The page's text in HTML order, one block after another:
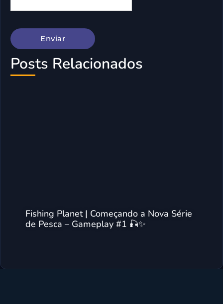
Posts Relacionados
Fishing Planet | Começando a Nova Série
de Pesca – Gameplay #1 🎣✨